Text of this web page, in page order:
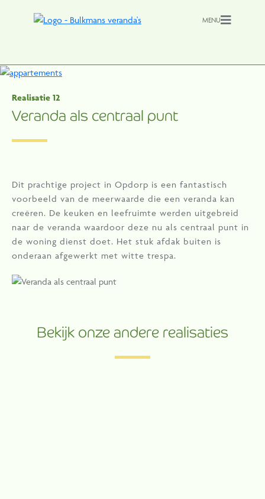
MENU
Realisatie 12
Veranda als centraal punt
Dit prachtige project in Opdorp is een fantastisch
voorbeeld van de meerwaarde die een veranda kan
creëren. De keuken en leefruimte werden uitgebreid
naar de veranda waardoor deze nu als centraal punt in
de woning dienst doet. Het stuk afdak buiten is
onderaan afgewerkt met witte trespa.
Bekijk onze andere realisaties